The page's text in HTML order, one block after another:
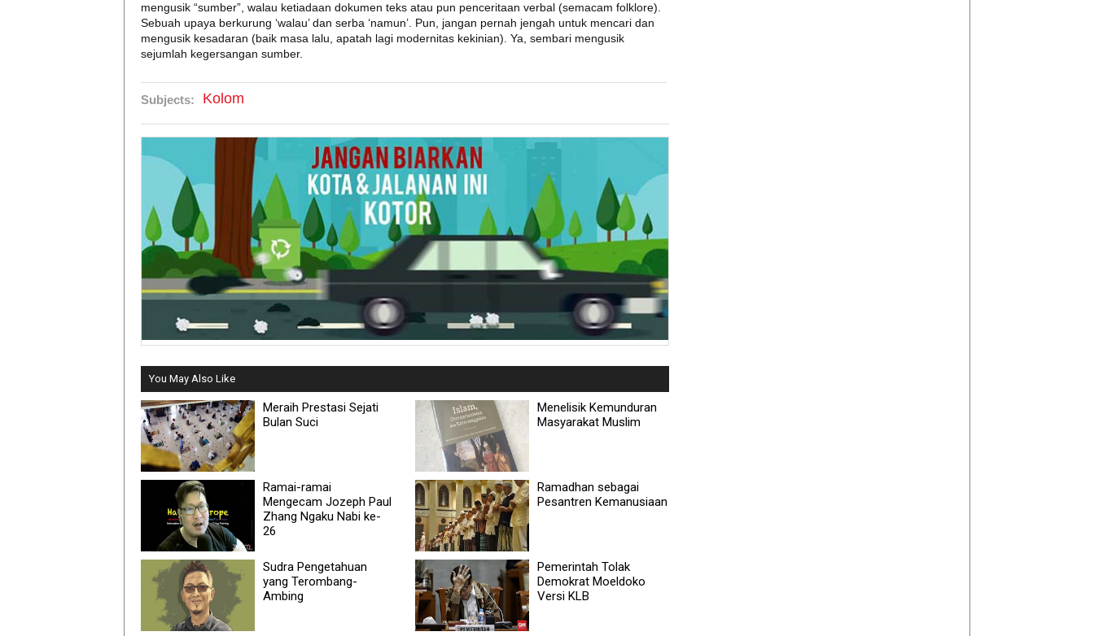
mengusik “sumber”, walau ketiadaan dokumen teks atau pun penceritaan verbal (semacam folklore).
Sebuah upaya berkurung ‘walau’ dan serba ‘namun’. Pun, jangan pernah jengah untuk mencari dan
mengusik kesadaran (baik masa lalu, apatah lagi modernitas kekinian). Ya, sembari mengusik
sejumlah kegersangan sumber.
Subjects: Kolom
You May Also Like
Meraih Prestasi Sejati
Bulan Suci
Menelisik Kemunduran
Masyarakat Muslim
Ramai-ramai
Mengecam Jozeph Paul
Zhang Ngaku Nabi ke-
26
Ramadhan sebagai
Pesantren Kemanusiaan
Sudra Pengetahuan
yang Terombang-
Ambing
Pemerintah Tolak
Demokrat Moeldoko
Versi KLB